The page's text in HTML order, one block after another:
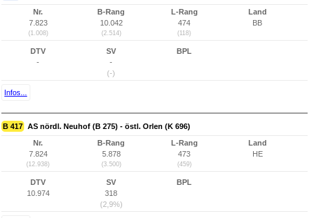
Nr.
7.823
(1.008)
B-Rang
10.042
(2.514)
L-Rang
474
(118)
Land
BB
DTV
-
SV
-
(-)
BPL
Infos...
B 417 AS nördl. Neuhof (B 275) - östl. Orlen (K 696)
Nr.
7.824
(12.938)
B-Rang
5.878
(3.500)
L-Rang
473
(459)
Land
HE
DTV
10.974
SV
318
(2,9%)
BPL